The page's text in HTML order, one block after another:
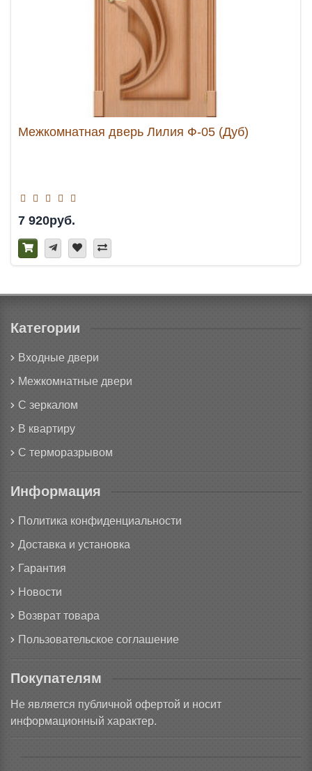
Межкомнатная дверь Лилия Ф-05 (Дуб)
7 920руб.
Категории
Входные двери
Межкомнатные двери
С зеркалом
В квартиру
С терморазрывом
Информация
Политика конфиденциальности
Доставка и установка
Гарантия
Новости
Возврат товара
Пользовательское соглашение
Покупателям
Не является публичной офертой и носит
информационный характер.